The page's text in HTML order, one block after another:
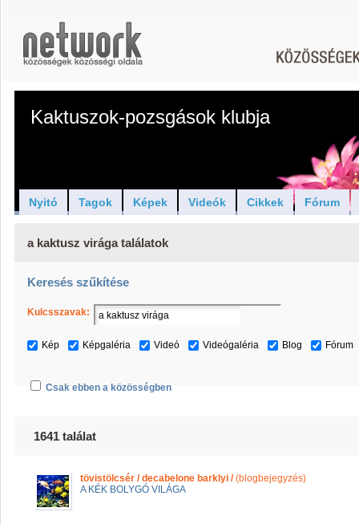
Kaktuszok-pozsgások klubja
Nyitó Tagok Képek Videók Cikkek Fórum
a kaktusz virága találatok
Keresés szűkítése
Kulcsszavak:
Kép Képgaléria Videó Videógaléria Blog Fórum
Csak ebben a közösségben
1641 találat
tövistölcsér / decabelone barklyi /(blogbejegyzés)
A KÉK BOLYGÓ VILÁGA